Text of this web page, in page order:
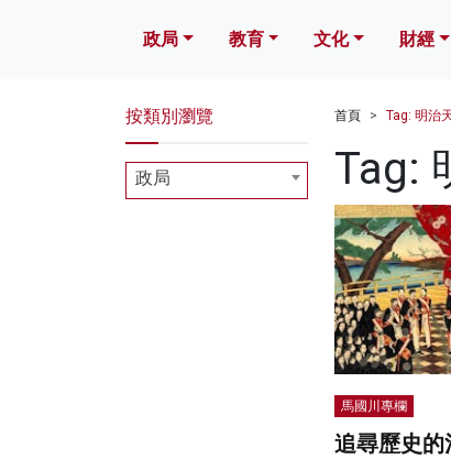
政局 教育 文化 財經
首頁 Tag: 明治
Tag:
馬國川專欄
追尋歷史
按類別瀏覽
政局